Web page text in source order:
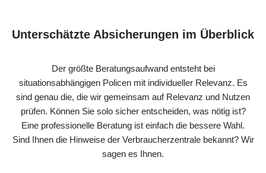
Unterschätzte Absicherungen im Überblick
Der größte Beratungsaufwand entsteht bei
situationsabhängigen Policen mit individueller Relevanz. Es
sind genau die, die wir gemeinsam auf Relevanz und Nutzen
prüfen. Können Sie solo sicher entscheiden, was nötig ist?
Eine professionelle Beratung ist einfach die bessere Wahl.
Sind Ihnen die Hinweise der Verbraucherzentrale bekannt? Wir
sagen es Ihnen.